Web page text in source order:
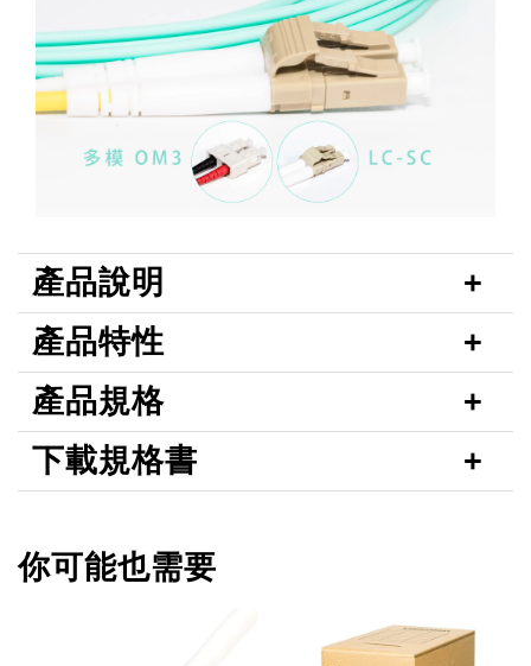
產品說明
產品特性
產品規格
下載規格書
你可能也需要